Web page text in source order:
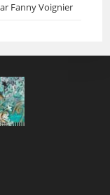
Fanny Voignier